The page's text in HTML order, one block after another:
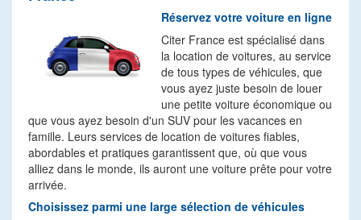
Réservez votre voiture en ligne
Citer France est spécialisé dans
la location de voitures, au service
de tous types de véhicules, que
vous ayez juste besoin de louer
une petite voiture économique ou
que vous ayez besoin d'un SUV pour les vacances en
famille. Leurs services de location de voitures fiables,
abordables et pratiques garantissent que, où que vous
alliez dans le monde, ils auront une voiture prête pour votre
arrivée.
Choisissez parmi une large sélection de véhicules